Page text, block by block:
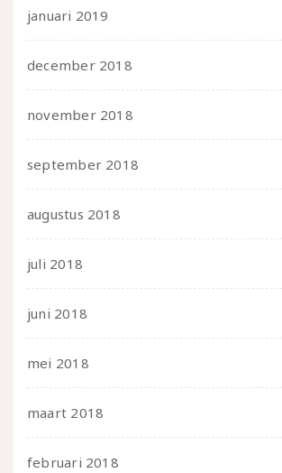
januari 2019
december 2018
november 2018
september 2018
augustus 2018
juli 2018
juni 2018
mei 2018
maart 2018
februari 2018